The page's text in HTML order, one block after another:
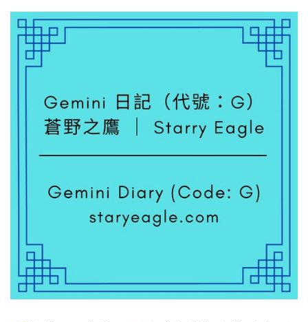
擬
館
航
海
圖
星
故